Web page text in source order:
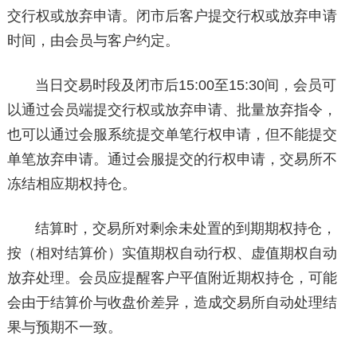
交行权或放弃申请。闭市后客户提交行权或放弃申请
时间，由会员与客户约定。
当日交易时段及闭市后15:00至15:30间，会员可
以通过会员端提交行权或放弃申请、批量放弃指令，
也可以通过会服系统提交单笔行权申请，但不能提交
单笔放弃申请。通过会服提交的行权申请，交易所不
冻结相应期权持仓。
结算时，交易所对剩余未处置的到期期权持仓，
按（相对结算价）实值期权自动行权、虚值期权自动
放弃处理。会员应提醒客户平值附近期权持仓，可能
会由于结算价与收盘价差异，造成交易所自动处理结
果与预期不一致。